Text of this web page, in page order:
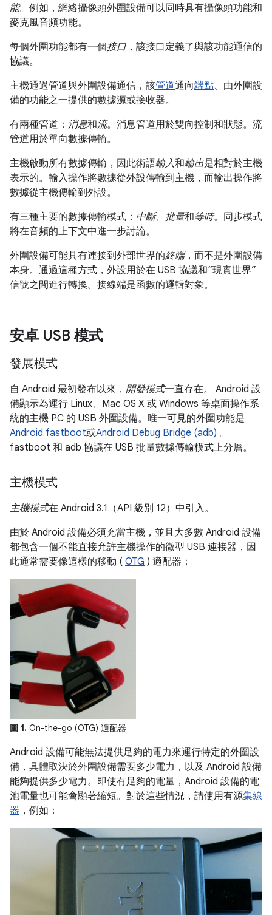
能。例如，網絡攝像頭外圍設備可以同時具有攝像頭功能和
麥克風音頻功能。
每個外圍功能都有一個接口 ，該接口定義了與該功能通信的
協議。
主機通過管道與外圍設備通信，該管道通向端點、由外圍設
備的功能之一提供的數據源或接收器。
有兩種管道： 消息和流。消息管道用於雙向控制和狀態。流
管道用於單向數據傳輸。
主機啟動所有數據傳輸，因此術語輸入和輸出是相對於主機
表示的。輸入操作將數據從外設傳輸到主機，而輸出操作將
數據從主機傳輸到外設。
有三種主要的數據傳輸模式： 中斷、 批量和等時。同步模式
將在音頻的上下文中進一步討論。
外圍設備可能具有連接到外部世界的終端，而不是外圍設備
本身。通過這種方式，外設用於在 USB 協議和“現實世界”
信號之間進行轉換。接線端是函數的邏輯對象。
安卓 USB 模式
發展模式
自 Android 最初發布以來， 開發模式一直存在。 Android 設
備顯示為運行 Linux、Mac OS X 或 Windows 等桌面操作系
統的主機 PC 的 USB 外圍設備。唯一可見的外圍功能是
Android fastboot或Android Debug Bridge (adb) 。
fastboot 和 adb 協議在 USB 批量數據傳輸模式上分層。
主機模式
主機模式在 Android 3.1（API 級別 12）中引入。
由於 Android 設備必須充當主機，並且大多數 Android 設備
都包含一個不能直接允許主機操作的微型 USB 連接器，因
此通常需要像這樣的移動 ( OTG ) 適配器：
圖 1. On-the-go (OTG) 適配器
Android 設備可能無法提供足夠的電力來運行特定的外圍設
備，具體取決於外圍設備需要多少電力，以及 Android 設備
能夠提供多少電力。即使有足夠的電量，Android 設備的電
池電量也可能會顯著縮短。對於這些情況，請使用有源集線
器 ，例如：